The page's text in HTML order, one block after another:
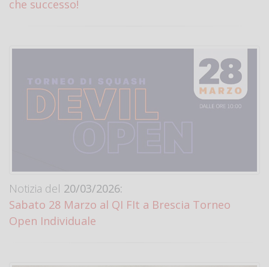
che successo!
Notizia del 20/03/2026:
Sabato 28 Marzo al QI FIt a Brescia Torneo
Open Individuale